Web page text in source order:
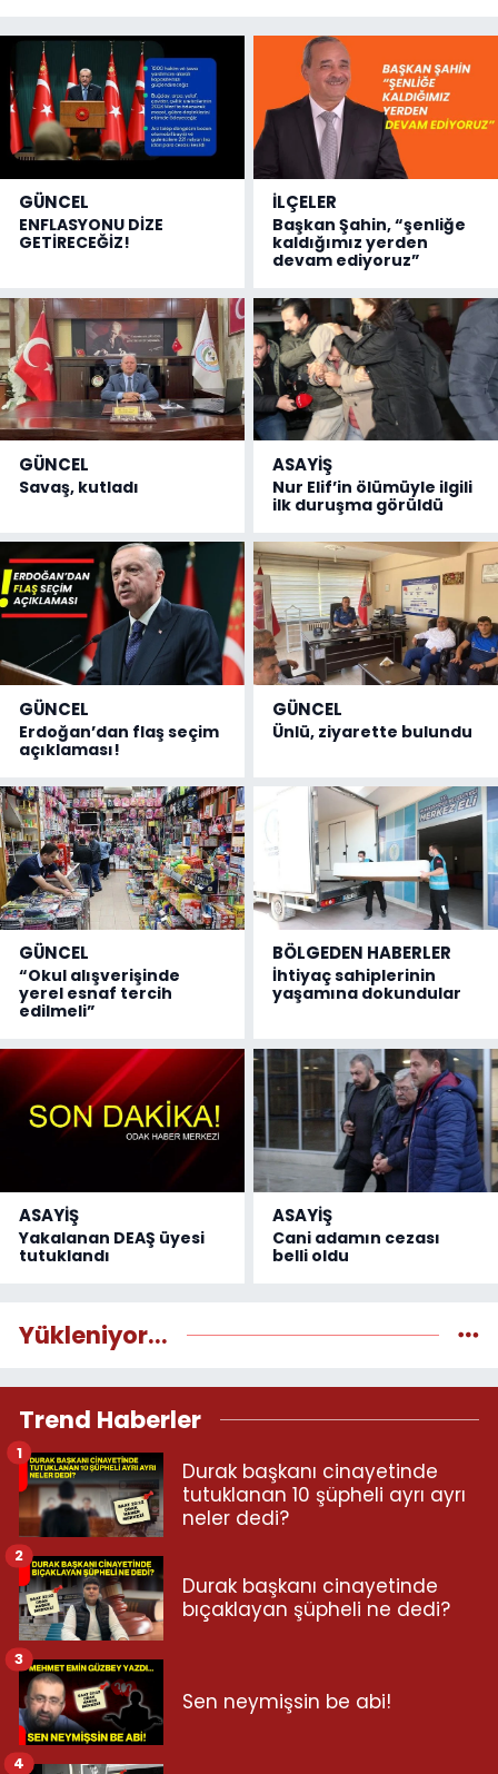
GÜNCEL
ENFLASYONU DİZE
GETİRECEĞİZ!
İLÇELER
Başkan Şahin, “şenliğe
kaldığımız yerden
devam ediyoruz”
GÜNCEL
Savaş, kutladı
ASAYİŞ
Nur Elif’in ölümüyle ilgili
ilk duruşma görüldü
GÜNCEL
Erdoğan’dan flaş seçim
açıklaması!
GÜNCEL
Ünlü, ziyarette bulundu
GÜNCEL
“Okul alışverişinde
yerel esnaf tercih
edilmeli”
BÖLGEDEN HABERLER
İhtiyaç sahiplerinin
yaşamına dokundular
ASAYİŞ
Yakalanan DEAŞ üyesi
tutuklandı
ASAYİŞ
Cani adamın cezası
belli oldu
Yükleniyor...
Trend Haberler
Durak başkanı cinayetinde
tutuklanan 10 şüpheli ayrı ayrı
neler dedi?
1
Durak başkanı cinayetinde
bıçaklayan şüpheli ne dedi?
2
Sen neymişsin be abi!
3
4